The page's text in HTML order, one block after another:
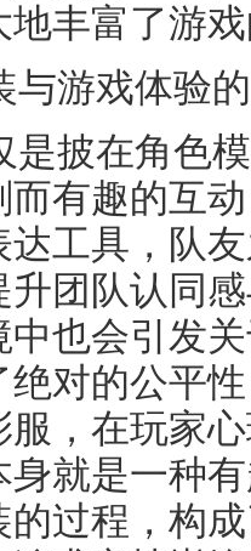
丰富了游
与游戏体验
是披在角色
有趣的互
工具，队
升团队认同
中也会引发
对的公平
，在玩家
就是一种
过程，构